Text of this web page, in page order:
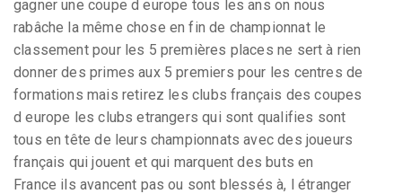
gagner une coupe d europe tous les ans on nous
rabâche la même chose en fin de championnat le
classement pour les 5 premières places ne sert à rien
donner des primes aux 5 premiers pour les centres de
formations mais retirez les clubs français des coupes
d europe les clubs etrangers qui sont qualifies sont
tous en tête de leurs championnats avec des joueurs
français qui jouent et qui marquent des buts en
France ils avancent pas ou sont blessés à, l étranger